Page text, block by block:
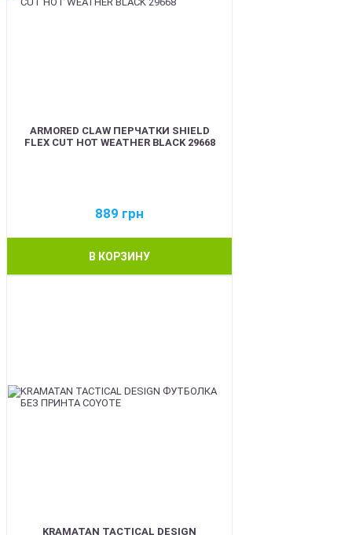
ARMORED CLAW ПЕРЧАТКИ SHIELD
FLEX CUT HOT WEATHER BLACK 29668
889 грн
В КОРЗИНУ
KRAMATAN TACTICAL DESIGN